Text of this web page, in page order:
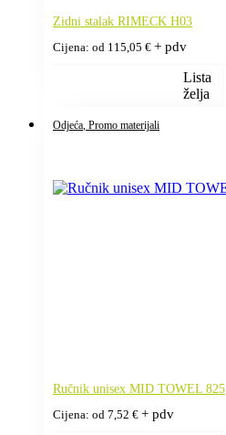
Zidni stalak RIMECK H03
Cijena: od 115,05 € + pdv
Lista
želja
Odjeća, Promo materijali
Ručnik unisex MID TOWEL 825
Cijena: od 7,52 € + pdv